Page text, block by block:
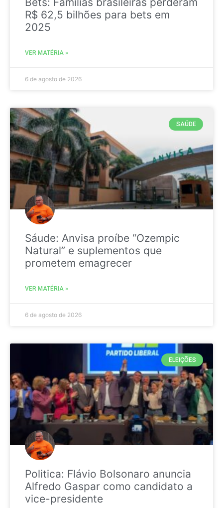
R$ 62,5 bilhões para bets em
2025
VER MATÉRIA »
6 de agosto de 2026
SAÚDE
Sáude: Anvisa proíbe “Ozempic
Natural” e suplementos que
prometem emagrecer
VER MATÉRIA »
6 de agosto de 2026
ELEIÇÕES
Politica: Flávio Bolsonaro anuncia
Alfredo Gaspar como candidato a
vice-presidente